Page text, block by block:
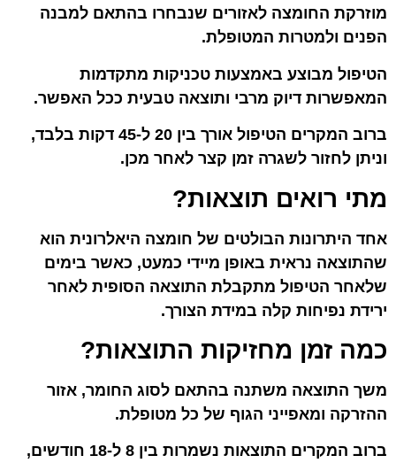
מוזרקת החומצה לאזורים שנבחרו בהתאם למבנה
הפנים ולמטרות המטופלת.
הטיפול מבוצע באמצעות טכניקות מתקדמות
המאפשרות דיוק מרבי ותוצאה טבעית ככל האפשר.
ברוב המקרים הטיפול אורך בין 20 ל-45 דקות בלבד,
וניתן לחזור לשגרה זמן קצר לאחר מכן.
מתי רואים תוצאות?
אחד היתרונות הבולטים של חומצה היאלרונית הוא
שהתוצאה נראית באופן מיידי כמעט, כאשר בימים
שלאחר הטיפול מתקבלת התוצאה הסופית לאחר
ירידת נפיחות קלה במידת הצורך.
כמה זמן מחזיקות התוצאות?
משך התוצאה משתנה בהתאם לסוג החומר, אזור
ההזרקה ומאפייני הגוף של כל מטופלת.
ברוב המקרים התוצאות נשמרות בין 8 ל-18 חודשים,